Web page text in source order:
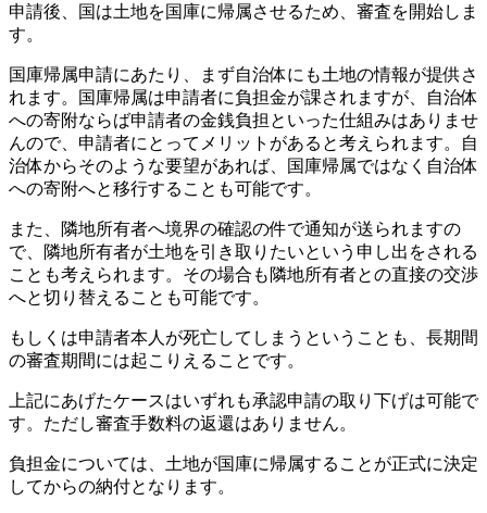
申請後、国は土地を国庫に帰属させるため、審査を開始しま
す。
国庫帰属申請にあたり、まず自治体にも土地の情報が提供さ
れます。国庫帰属は申請者に負担金が課されますが、自治体
への寄附ならば申請者の金銭負担といった仕組みはありませ
んので、申請者にとってメリットがあると考えられます。自
治体からそのような要望があれば、国庫帰属ではなく自治体
への寄附へと移行することも可能です。
また、隣地所有者へ境界の確認の件で通知が送られますの
で、隣地所有者が土地を引き取りたいという申し出をされる
ことも考えられます。その場合も隣地所有者との直接の交渉
へと切り替えることも可能です。
もしくは申請者本人が死亡してしまうということも、長期間
の審査期間には起こりえることです。
上記にあげたケースはいずれも承認申請の取り下げは可能で
す。 ただし審査手数料の返還はありません。
負担金については、土地が国庫に帰属することが正式に決定
してからの納付となります。